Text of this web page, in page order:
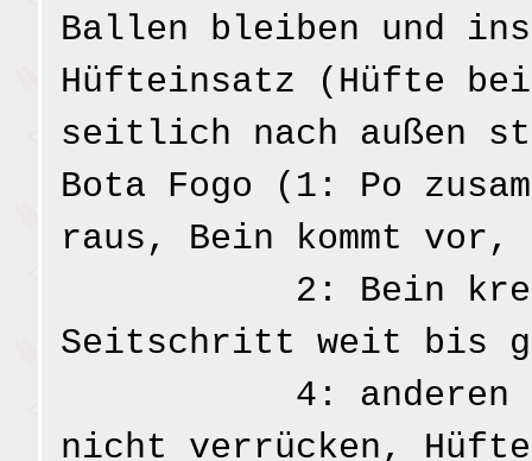
Ballen bleiben und
Hüfteinsatz (Hüfte
seitlich nach außen
Bota Fogo (1: Po
raus, Bein kommt vor,
2: Bein
Seitschritt weit bis
4: anderen Fuß
nicht verrücken,